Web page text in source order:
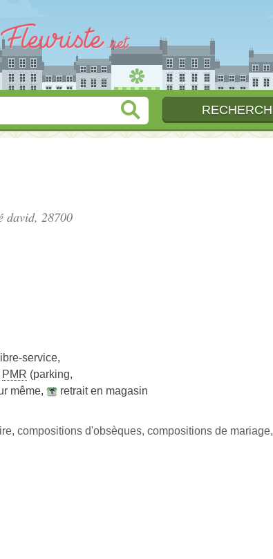
david, 28700
libre-service,
PMR (parking,
même,
retrait en magasin
compositions d'obsèques, compositions de mariage,